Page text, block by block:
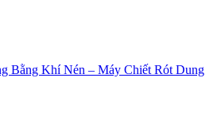
Bằng Khí Nén – Máy Chiết Rót Dung